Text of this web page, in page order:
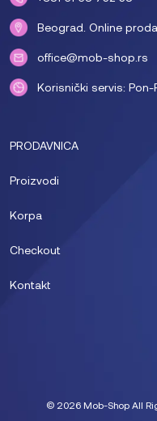
Beograd. Online
office@mob-shop.rs
Korisnički servis:
PRODAVNICA
Proizvodi
Korpa
Checkout
Kontakt
© 2026 Mob-Shop All